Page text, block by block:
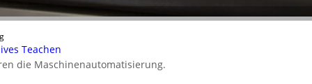
Teachen
die Maschinenautomatisierung.